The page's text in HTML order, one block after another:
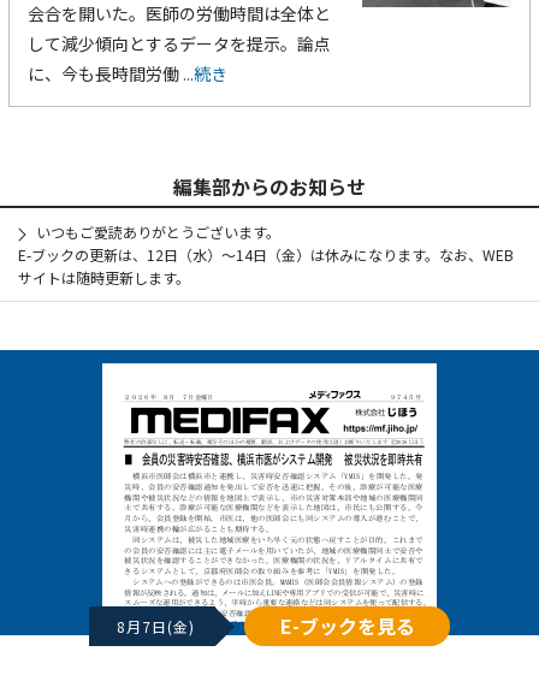
会合を開いた。医師の労働時間は全体と
して減少傾向とするデータを提示。論点
に、今も長時間労働...続き
編集部からのお知らせ
いつもご愛読ありがとうございます。
E-ブックの更新は、12日（水）～14日（金）は休みになります。なお、WEB
サイトは随時更新します。
8月7日(金) E-ブックを見る